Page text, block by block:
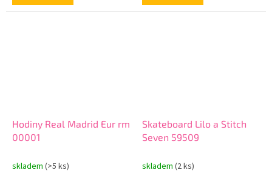
Hodiny Real Madrid Eur rm
00001
skladem (>5 ks)
Skateboard Lilo a Stitch
Seven 59509
skladem (2 ks)